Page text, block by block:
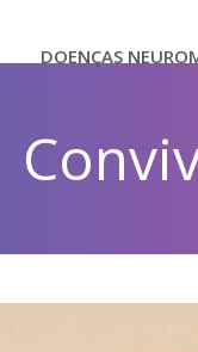
DOENÇAS